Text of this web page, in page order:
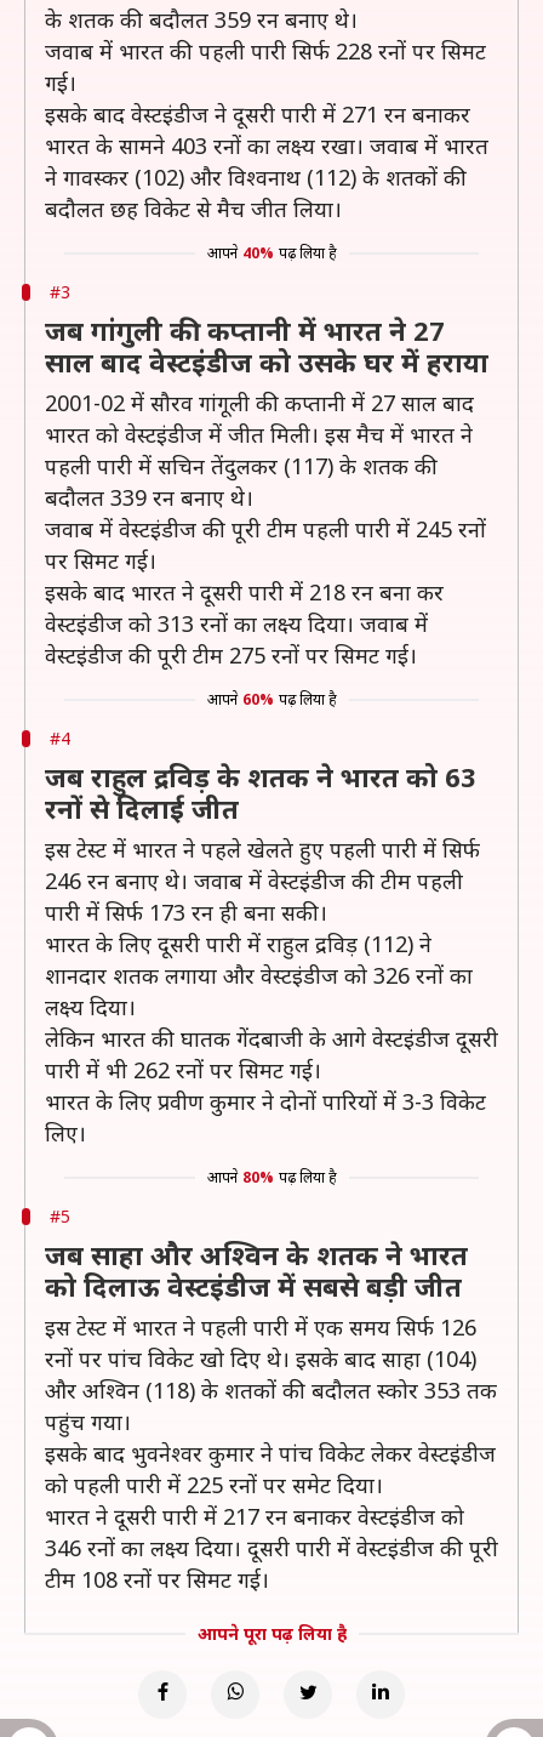
के शतक की बदौलत 359 रन बनाए थे।
जवाब में भारत की पहली पारी सिर्फ 228 रनों पर सिमट
गई।
इसके बाद वेस्टइंडीज ने दूसरी पारी में 271 रन बनाकर
भारत के सामने 403 रनों का लक्ष्य रखा। जवाब में भारत
ने गावस्कर (102) और विश्वनाथ (112) के शतकों की
बदौलत छह विकेट से मैच जीत लिया।
आपने 40% पढ़ लिया है
#3
जब गांगुली की कप्तानी में भारत ने 27
साल बाद वेस्टइंडीज को उसके घर में हराया
2001-02 में सौरव गांगूली की कप्तानी में 27 साल बाद
भारत को वेस्टइंडीज में जीत मिली। इस मैच में भारत ने
पहली पारी में सचिन तेंदुलकर (117) के शतक की
बदौलत 339 रन बनाए थे।
जवाब में वेस्टइंडीज की पूरी टीम पहली पारी में 245 रनों
पर सिमट गई।
इसके बाद भारत ने दूसरी पारी में 218 रन बना कर
वेस्टइंडीज को 313 रनों का लक्ष्य दिया। जवाब में
वेस्टइंडीज की पूरी टीम 275 रनों पर सिमट गई।
आपने 60% पढ़ लिया है
#4
जब राहुल द्रविड़ के शतक ने भारत को 63
रनों से दिलाई जीत
इस टेस्ट में भारत ने पहले खेलते हुए पहली पारी में सिर्फ
246 रन बनाए थे। जवाब में वेस्टइंडीज की टीम पहली
पारी में सिर्फ 173 रन ही बना सकी।
भारत के लिए दूसरी पारी में राहुल द्रविड़ (112) ने
शानदार शतक लगाया और वेस्टइंडीज को 326 रनों का
लक्ष्य दिया।
लेकिन भारत की घातक गेंदबाजी के आगे वेस्टइंडीज दूसरी
पारी में भी 262 रनों पर सिमट गई।
भारत के लिए प्रवीण कुमार ने दोनों पारियों में 3-3 विकेट
लिए।
आपने 80% पढ़ लिया है
#5
जब साहा और अश्विन के शतक ने भारत
को दिलाऊ वेस्टइंडीज में सबसे बड़ी जीत
इस टेस्ट में भारत ने पहली पारी में एक समय सिर्फ 126
रनों पर पांच विकेट खो दिए थे। इसके बाद साहा (104)
और अश्विन (118) के शतकों की बदौलत स्कोर 353 तक
पहुंच गया।
इसके बाद भुवनेश्वर कुमार ने पांच विकेट लेकर वेस्टइंडीज
को पहली पारी में 225 रनों पर समेट दिया।
भारत ने दूसरी पारी में 217 रन बनाकर वेस्टइंडीज को
346 रनों का लक्ष्य दिया। दूसरी पारी में वेस्टइंडीज की पूरी
टीम 108 रनों पर सिमट गई।
आपने पूरा पढ़ लिया है